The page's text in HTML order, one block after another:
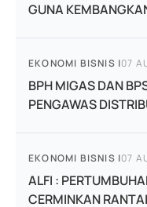
GUNA
EKONOMI BISNIS |07
BPH MIGAS DAN
PENGAWAS
EKONOMI BISNIS |07
ALFI :
CERMINKAN